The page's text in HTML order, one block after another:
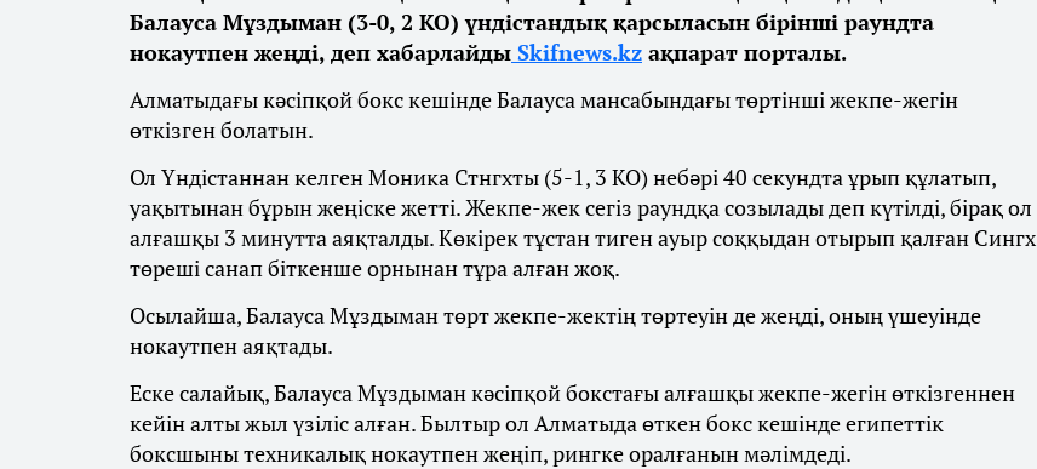
Балауса Мұздыман (3-0, 2 КО) үндістандық қарсыласын бірінші раундта
нокаутпен жеңді, деп хабарлайды Skifnews.kz ақпарат порталы.
Алматыдағы кәсіпқой бокс кешінде Балауса мансабындағы төртінші жекпе-жегін
өткізген болатын.
Ол Үндістаннан келген Моника Стнгхты (5-1, 3 КО) небәрі 40 секундта ұрып құлатып,
уақытынан бұрын жеңіске жетті. Жекпе-жек сегіз раундқа созылады деп күтілді, бірақ ол
алғашқы 3 минутта аяқталды. Көкірек тұстан тиген ауыр соққыдан отырып қалған Сингх
төреші санап біткенше орнынан тұра алған жоқ.
Осылайша, Балауса Мұздыман төрт жекпе-жектің төртеуін де жеңді, оның үшеуінде
нокаутпен аяқтады.
Еске салайық, Балауса Мұздыман кәсіпқой бокстағы алғашқы жекпе-жегін өткізгеннен
кейін алты жыл үзіліс алған. Былтыр ол Алматыда өткен бокс кешінде египеттік
боксшыны техникалық нокаутпен жеңіп, рингке оралғанын мәлімдеді.